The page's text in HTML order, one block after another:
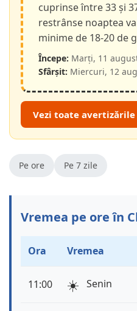
cuprinse între 33 și
restrânse noaptea
minime de 18-20 de
Începe: Marți, 11
Sfârșit: Miercuri, 12
Vezi toate
Pe ore Pe 7 zile
Vremea pe ore în
Ora Vremea
11:00 ☀️ Senin